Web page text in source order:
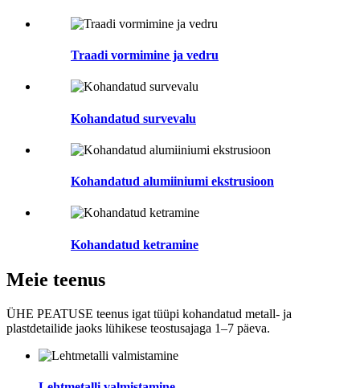
Traadi vormimine ja vedru
Kohandatud survevalu
Kohandatud alumiiniumi ekstrusioon
Kohandatud ketramine
Meie teenus
ÜHE PEATUSE teenus igat tüüpi kohandatud metall- ja
plastdetailide jaoks lühikese teostusajaga 1–7 päeva.